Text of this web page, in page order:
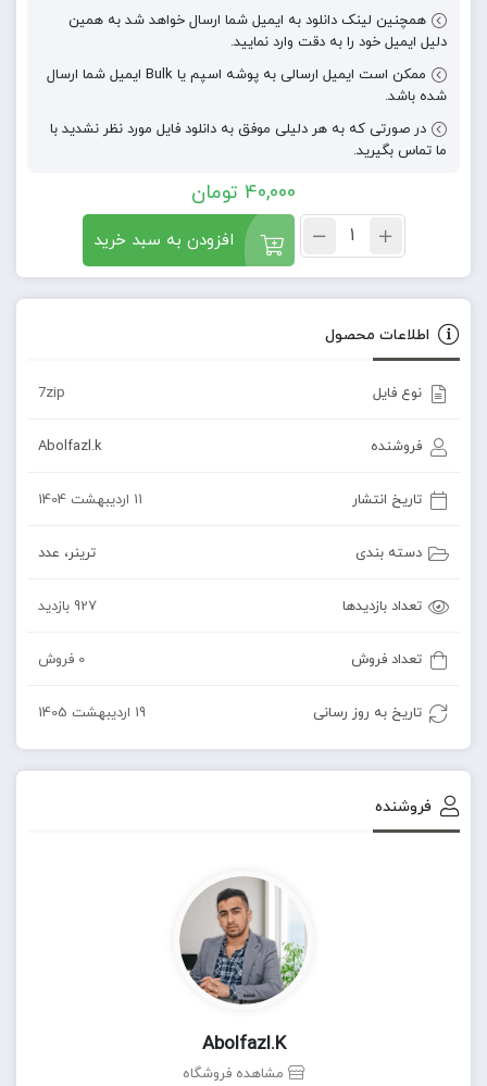
همچنین لینک دانلود به ایمیل شما ارسال خواهد شد به همین
دلیل ایمیل خود را به دقت وارد نمایید.
ممکن است ایمیل ارسالی به پوشه اسپم یا Bulk ایمیل شما ارسال
شده باشد.
در صورتی که به هر دلیلی موفق به دانلود فایل مورد نظر نشدید با
ما تماس بگیرید.
40,000 تومان
افزودن به سبد خرید
اطلاعات محصول
نوع فایل 7zip
فروشنده Abolfazl.k
تاریخ انتشار 11 اردیبهشت 1404
دسته بندی ترینر، عدد
تعداد بازدیدها 927 بازدید
تعداد فروش 0 فروش
تاریخ به روز رسانی 19 اردیبهشت 1405
فروشنده
Abolfazl.k
مشاهده فروشگاه